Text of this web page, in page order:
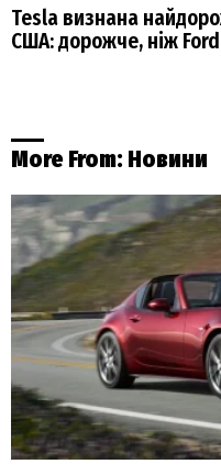
Tesla визнана
США: дорожче, ніж Ford
More From: Новини